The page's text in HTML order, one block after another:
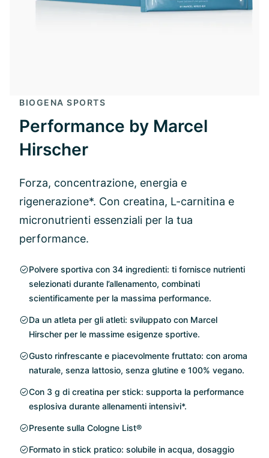
BIOGENA SPORTS
Performance by Marcel
Hirscher
Forza, concentrazione, energia e
rigenerazione*. Con creatina, L-carnitina e
micronutrienti essenziali per la tua
performance.
Polvere sportiva con 34 ingredienti: ti fornisce nutrienti
selezionati durante l’allenamento, combinati
scientificamente per la massima performance.
Da un atleta per gli atleti: sviluppato con Marcel
Hirscher per le massime esigenze sportive.
Gusto rinfrescante e piacevolmente fruttato: con aroma
naturale, senza lattosio, senza glutine e 100% vegano.
Con 3 g di creatina per stick: supporta la performance
esplosiva durante allenamenti intensivi*.
Presente sulla Cologne List®
Formato in stick pratico: solubile in acqua, dosaggio